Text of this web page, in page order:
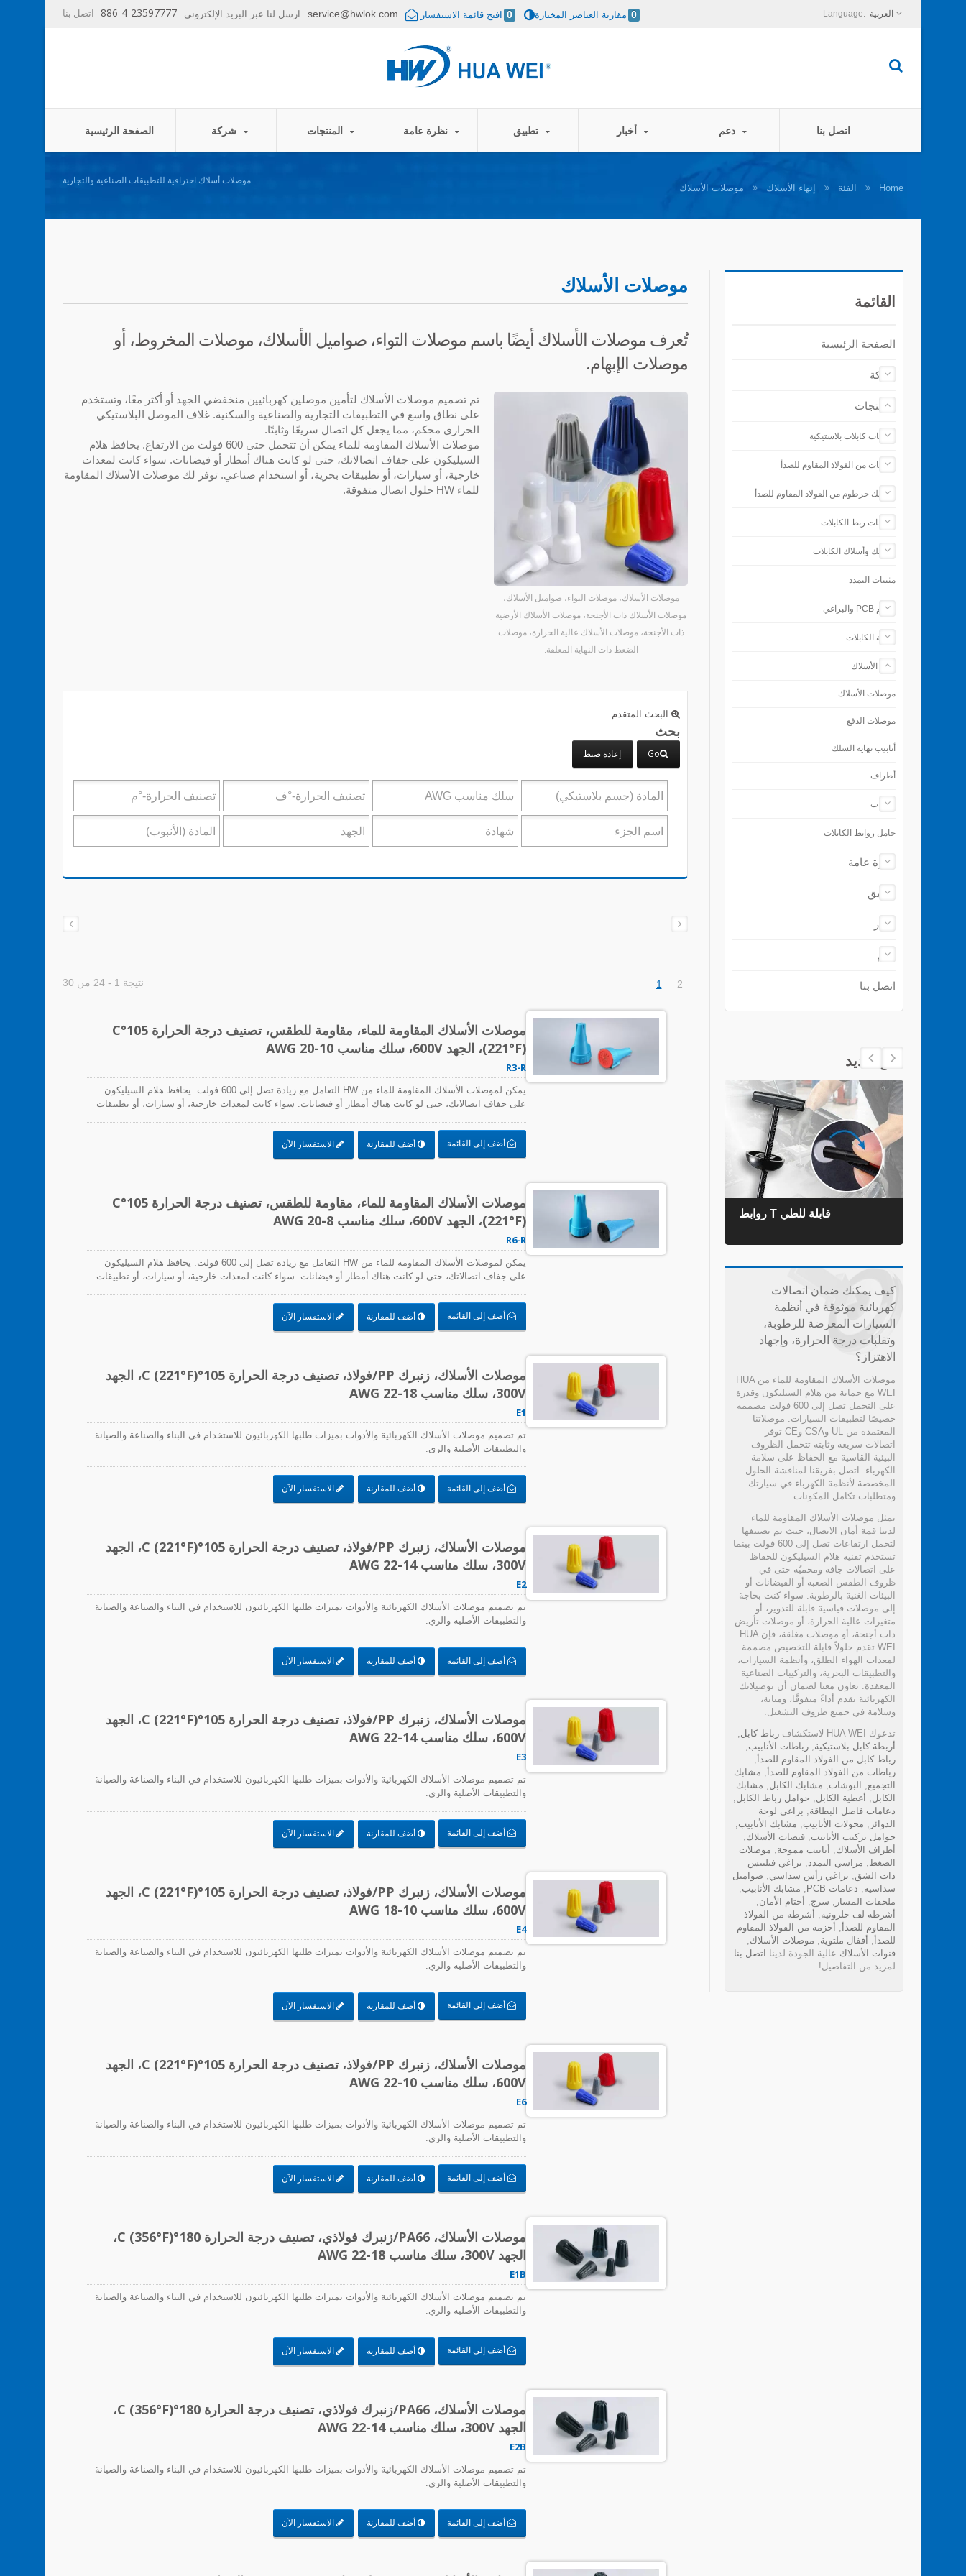
886-4-23597777 service@hwlok.com افتح قائمة الاستفسار 0 مقارنة العناصر المختارة 0 العربية
الصفحة الرئيسية المنتجات نظرة عامة أخبار اتصل بنا
موصلات أسلاك احترافية للتطبيقات الصناعية والتجارية
Home الفئة إنهاء الأسلاك موصلات الأسلاك
موصلات الأسلاك
تُعرف موصلات الأسلاك أيضًا باسم موصلات التواء، صواميل الأسلاك، موصلات المخروط، أو
موصلات الإبهام.
موصلات الأسلاك، موصلات التواء، صواميل الأسلاك،
موصلات الأسلاك ذات الأجنحة، موصلات الأسلاك الأرضية
ذات الأجنحة، موصلات الأسلاك عالية الحرارة، موصلات
الضغط ذات النهاية المغلقة.
تم تصميم موصلات الأسلاك لتأمين موصلين كهربائيين منخفضي الجهد أو أكثر معًا، وتستخدم
على نطاق واسع في التطبيقات التجارية والصناعية والسكنية. غلاف الموصل البلاستيكي
الحراري محكم، مما يجعل كل اتصال سريعًا وثابتًا.
موصلات الأسلاك المقاومة للماء يمكن أن تتحمل حتى 600 فولت من الارتفاع. يحافظ هلام
السيليكون على جفاف اتصالاتك، حتى لو كانت هناك أمطار أو فيضانات. سواء كانت لمعدات
خارجية، أو سيارات، أو تطبيقات بحرية، أو استخدام صناعي. توفر لك موصلات الأسلاك المقاومة
للماء HW حلول اتصال متفوقة.
البحث المتقدم
بحث
Go إعادة ضبط
نتيجة 1 - 24 من 30 1 2
موصلات الأسلاك المقاومة للماء، مقاومة للطقس، تصنيف درجة الحرارة 105°C
(221°F)، الجهد 600V، سلك مناسب AWG 20-10
R3-R
يمكن لموصلات الأسلاك المقاومة للماء من HW التعامل مع زيادة تصل إلى 600 فولت. يحافظ هلام السيليكون
على جفاف اتصالاتك، حتى لو كانت هناك أمطار أو فيضانات. سواء كانت لمعدات خارجية، أو سيارات، أو تطبيقات
أضف إلى القائمة أضف للمقارنة الاستفسار الآن
موصلات الأسلاك المقاومة للماء، مقاومة للطقس، تصنيف درجة الحرارة 105°C
(221°F)، الجهد 600V، سلك مناسب AWG 20-8
R6-R
يمكن لموصلات الأسلاك المقاومة للماء من HW التعامل مع زيادة تصل إلى 600 فولت. يحافظ هلام السيليكون
على جفاف اتصالاتك، حتى لو كانت هناك أمطار أو فيضانات. سواء كانت لمعدات خارجية، أو سيارات، أو تطبيقات
أضف إلى القائمة أضف للمقارنة الاستفسار الآن
موصلات الأسلاك، زنبرك PP/فولاذ، تصنيف درجة الحرارة 105°C (221°F)، الجهد
300V، سلك مناسب AWG 22-18
E1
تم تصميم موصلات الأسلاك الكهربائية والأدوات بميزات طلبها الكهربائيون للاستخدام في البناء والصناعة والصيانة
والتطبيقات الأصلية والري.
أضف إلى القائمة أضف للمقارنة الاستفسار الآن
موصلات الأسلاك، زنبرك PP/فولاذ، تصنيف درجة الحرارة 105°C (221°F)، الجهد
300V، سلك مناسب AWG 22-14
E2
تم تصميم موصلات الأسلاك الكهربائية والأدوات بميزات طلبها الكهربائيون للاستخدام في البناء والصناعة والصيانة
والتطبيقات الأصلية والري.
أضف إلى القائمة أضف للمقارنة الاستفسار الآن
موصلات الأسلاك، زنبرك PP/فولاذ، تصنيف درجة الحرارة 105°C (221°F)، الجهد
600V، سلك مناسب AWG 22-14
E3
تم تصميم موصلات الأسلاك الكهربائية والأدوات بميزات طلبها الكهربائيون للاستخدام في البناء والصناعة والصيانة
والتطبيقات الأصلية والري.
أضف إلى القائمة أضف للمقارنة الاستفسار الآن
موصلات الأسلاك، زنبرك PP/فولاذ، تصنيف درجة الحرارة 105°C (221°F)، الجهد
600V، سلك مناسب AWG 18-10
E4
تم تصميم موصلات الأسلاك الكهربائية والأدوات بميزات طلبها الكهربائيون للاستخدام في البناء والصناعة والصيانة
والتطبيقات الأصلية والري.
أضف إلى القائمة أضف للمقارنة الاستفسار الآن
موصلات الأسلاك، زنبرك PP/فولاذ، تصنيف درجة الحرارة 105°C (221°F)، الجهد
600V، سلك مناسب AWG 22-10
E6
تم تصميم موصلات الأسلاك الكهربائية والأدوات بميزات طلبها الكهربائيون للاستخدام في البناء والصناعة والصيانة
والتطبيقات الأصلية والري.
أضف إلى القائمة أضف للمقارنة الاستفسار الآن
موصلات الأسلاك، PA66/زنبرك فولاذي، تصنيف درجة الحرارة 180°C (356°F)،
الجهد 300V، سلك مناسب AWG 22-18
E1B
تم تصميم موصلات الأسلاك الكهربائية والأدوات بميزات طلبها الكهربائيون للاستخدام في البناء والصناعة والصيانة
والتطبيقات الأصلية والري.
أضف إلى القائمة أضف للمقارنة الاستفسار الآن
موصلات الأسلاك، PA66/زنبرك فولاذي، تصنيف درجة الحرارة 180°C (356°F)،
الجهد 300V، سلك مناسب AWG 22-14
E2B
تم تصميم موصلات الأسلاك الكهربائية والأدوات بميزات طلبها الكهربائيون للاستخدام في البناء والصناعة والصيانة
والتطبيقات الأصلية والري.
أضف إلى القائمة أضف للمقارنة الاستفسار الآن
القائمة
الصفحة الرئيسية
شركة
المنتجات
رباطات كابلات بلاستيكية
رباطات من الفولاذ المقاوم للصدأ
مشابك خرطوم من الفولاذ المقاوم للصدأ
ملحقات ربط الكابلات
مشابك وأسلاك الكابلات
مثبتات التمدد
دعائم PCB والبراغي
حماية الكابلات
إنهاء الأسلاك
موصلات الأسلاك
موصلات الدفع
أنابيب نهاية السلك
أطراف
الأدوات
حامل روابط الكابلات
نظرة عامة
تطبيق
أخبار
دعم
اتصل بنا
منتج جديد
روابط T قابلة للطي
كيف يمكنك ضمان اتصالات
كهربائية موثوقة في أنظمة
السيارات المعرضة للرطوبة،
وتقلبات درجة الحرارة، وإجهاد
الاهتزاز؟
موصلات الأسلاك المقاومة للماء من HUA
WEI مع حماية من هلام السيليكون وقدرة
على التحمل تصل إلى 600 فولت مصممة
خصيصًا لتطبيقات السيارات. موصلاتنا
المعتمدة من UL وCSA وCE توفر
اتصالات سريعة وثابتة تتحمل الظروف
البيئية القاسية مع الحفاظ على سلامة
الكهرباء. اتصل بفريقنا لمناقشة الحلول
المخصصة لأنظمة الكهرباء في سيارتك
ومتطلبات تكامل المكونات.
تمثل موصلات الأسلاك المقاومة للماء
لدينا قمة أمان الاتصال، حيث تم تصنيفها
لتحمل ارتفاعات تصل إلى 600 فولت بينما
تستخدم تقنية هلام السيليكون للحفاظ
على اتصالات جافة ومحميّة حتى في
ظروف الطقس الصعبة أو الفيضانات أو
البيئات الغنية بالرطوبة. سواء كنت بحاجة
إلى موصلات قياسية قابلة للتدوير، أو
متغيرات عالية الحرارة، أو موصلات تأريض
ذات أجنحة، أو موصلات مغلقة، فإن HUA
WEI تقدم حلولاً قابلة للتخصيص مصممة
لمعدات الهواء الطلق، وأنظمة السيارات،
والتطبيقات البحرية، والتركيبات الصناعية
المعقدة. تعاون معنا لضمان أن توصيلاتك
الكهربائية تقدم أداءً متفوقًا، ومتانة،
وسلامة في جميع ظروف التشغيل.
تدعوك HUA WEI لاستكشاف
رباط كابل,
أربطة كابل بلاستيكية, رباطات الأنابيب,
رباط كابل من الفولاذ المقاوم للصدأ,
رباطات من الفولاذ المقاوم للصدأ, مشابك
التجميع, البوشات, مشابك الكابل, مشابك
الكابل, أغطية الكابل, حوامل رباط الكابل,
دعامات فاصل البطاقة, براغي لوحة
الدوائر , محولات الأنابيب, مشابك الأنابيب,
حوامل تركيب الأنابيب, قبضات الأسلاك,
أطراف الأسلاك, أنابيب مموجة, موصلات
الضغط, مراسي التمدد, براغي فيليبس
ذات الشق, براغي رأس سداسي, صواميل
سداسية, دعامات PCB , مشابك الأنابيب,
ملحقات المسار , سرج, أختام الأمان,
أشرطة لف حلزونية, أشرطة من الفولاذ
المقاوم للصدأ, أحزمة من الفولاذ المقاوم
للصدأ, أقفال ملتوية, موصلات الأسلاك,
قنوات الأسلاك عالية الجودة لدينا. اتصل بنا
لمزيد من التفاصيل!